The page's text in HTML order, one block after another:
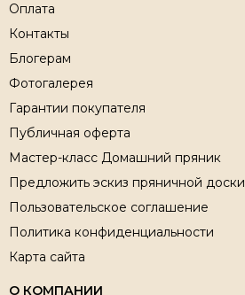
Оплата
Контакты
Блогерам
Фотогалерея
Гарантии покупателя
Публичная оферта
Мастер-класс Домашний пряник
Предложить эскиз пряничной доски
Пользовательское соглашение
Политика конфиденциальности
Карта сайта
О КОМПАНИИ